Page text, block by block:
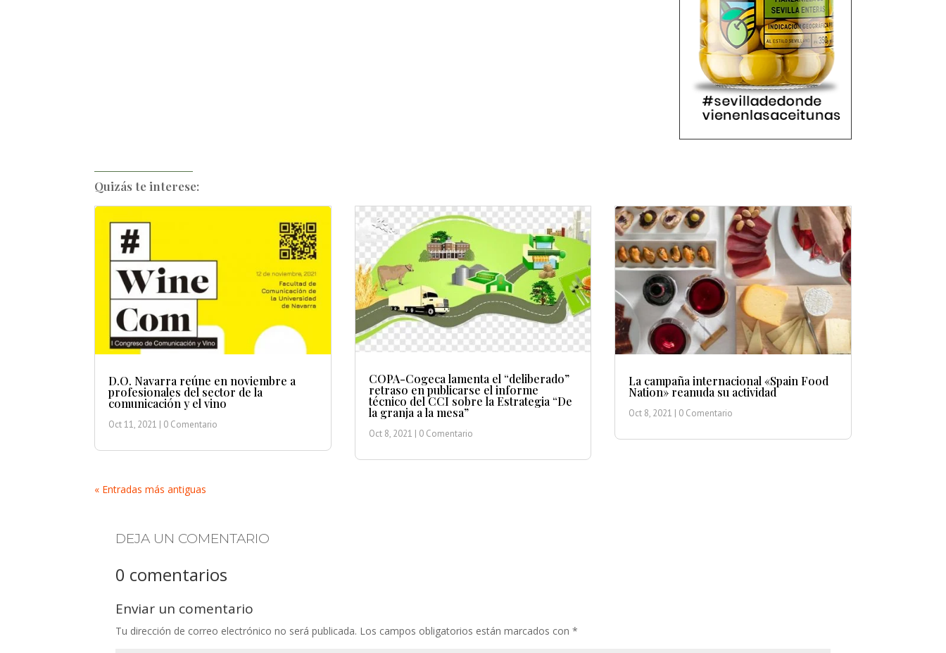
Quizás te interese:
D.O. Navarra reúne en noviembre a
profesionales del sector de la
comunicación y el vino
Oct 11, 2021 | 0 Comentario
COPA-Cogeca lamenta el “deliberado”
retraso en publicarse el informe
técnico del CCI sobre la Estrategia “De
la granja a la mesa”
Oct 8, 2021 | 0 Comentario
La campaña internacional «Spain Food
Nation» reanuda su actividad
Oct 8, 2021 | 0 Comentario
« Entradas más antiguas
DEJA UN COMENTARIO
0 comentarios
Enviar un comentario
Tu dirección de correo electrónico no será publicada. Los campos obligatorios están marcados con*